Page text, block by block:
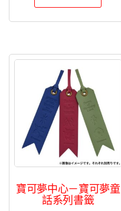
寶可夢中心－寶可夢童
話系列書籤